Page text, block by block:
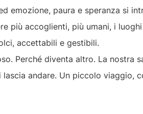
emozione, paura e speranza si
più accoglienti, più umani, i luoghi
accettabili e gestibili.
Perché diventa altro. La nostra
andare. Un piccolo viaggio,